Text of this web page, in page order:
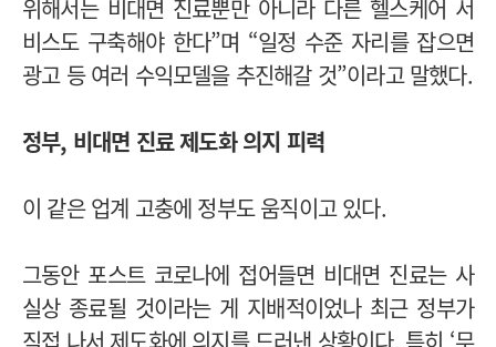
위해서는 비대면 진료뿐만 아니라 다른 헬스케어 서
비스도 구축해야 한다”며 “일정 수준 자리를 잡으면
광고 등 여러 수익모델을 추진해갈 것”이라고 말했다.
정부, 비대면 진료 제도화 의지 피력
이 같은 업계 고충에 정부도 움직이고 있다.
그동안 포스트 코로나에 접어들면 비대면 진료는 사
실상 종료될 것이라는 게 지배적이었나 최근 정부가